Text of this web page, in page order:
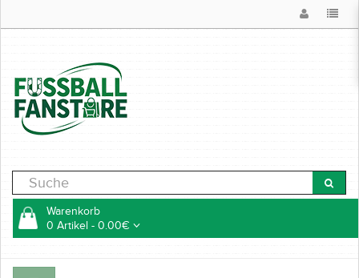
Warenkorb
0 Artikel - 0.00€